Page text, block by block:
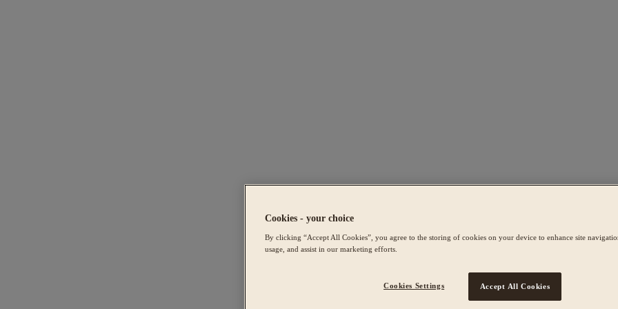
Cookies - your choice
By clicking “Accept All Cookies”, you agree to the storing of cookies on your device to enhance site
usage, and assist in our marketing efforts.
Cookies Settings Accept All Cookies